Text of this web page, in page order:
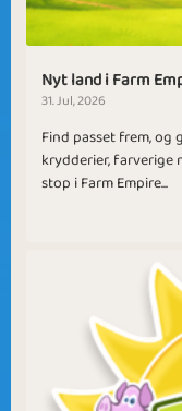
Nyt land i Farm
31. Jul, 2026
Find passet frem,
krydderier,
stop i Farm Empire...